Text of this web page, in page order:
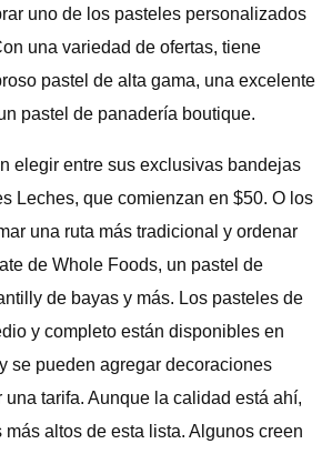
uno de los pasteles personalizados
una variedad de ofertas, tiene
pastel de alta gama, una excelente
pastel de panadería boutique.
elegir entre sus exclusivas bandejas
Leches, que comienzan en $50. O los
una ruta más tradicional y ordenar
de Whole Foods, un pastel de
de bayas y más. Los pasteles de
y completo están disponibles en
se pueden agregar decoraciones
tarifa. Aunque la calidad está ahí,
altos de esta lista. Algunos creen